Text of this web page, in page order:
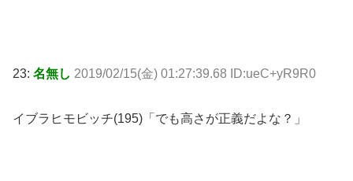
23: 名無し 2019/02/15(金) 01:27:39.68 ID:ueC+yR9R0
イブラヒモビッチ(195)「でも高さが正義だよな？」